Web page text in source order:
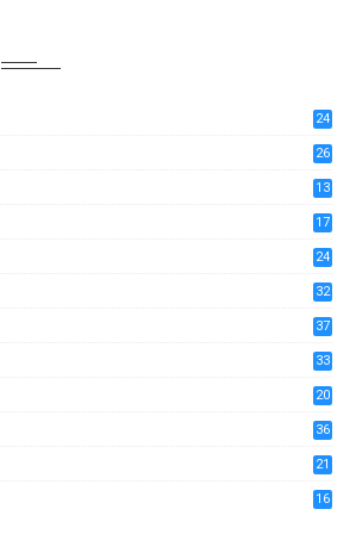
24
26
13
17
24
32
37
33
20
36
21
16